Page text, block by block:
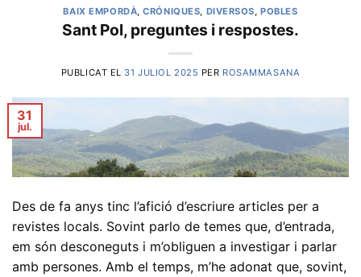
BAIX EMPORDÀ ,CRÓNIQUES DIVERSOS ,POBLES
Sant Pol, preguntes i respostes.
PUBLICAT EL 31 JULIOL 2025 PER ROSAMMASANA
31
jul.
Des de fa anys tinc l’afició d’escriure articles per a
revistes locals. Sovint parlo de temes que, d’entrada,
em són desconeguts i m’obliguen a investigar i parlar
amb persones. Amb el temps, m’he adonat que, sovint,